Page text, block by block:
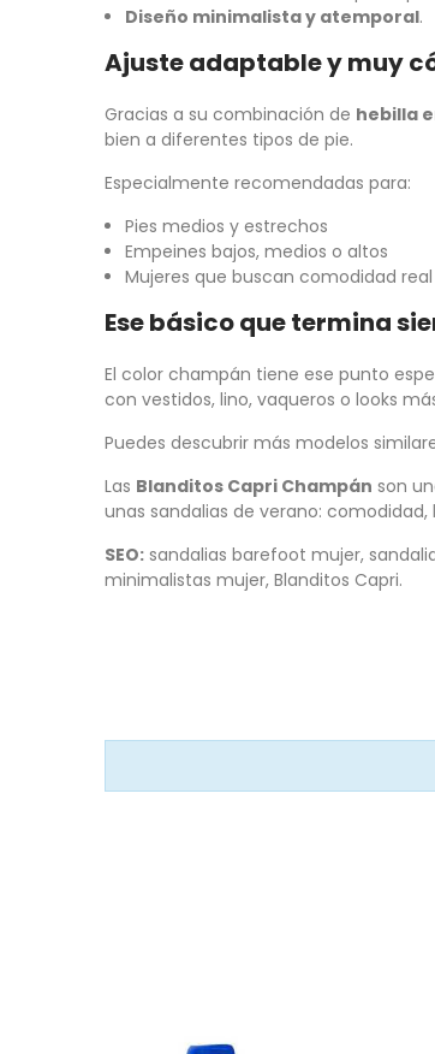
Diseño minimalista y atemporal.
Ajuste adaptable y muy
Gracias a su combinación de hebilla
bien a diferentes tipos de pie.
Especialmente recomendadas para:
Pies medios y estrechos
Empeines bajos, medios o altos
Mujeres que buscan comodidad
Ese básico que termina
El color champán tiene ese punto
con vestidos, lino, vaqueros o looks
Puedes descubrir más modelos
Las Blanditos Capri Champán son
unas sandalias de verano:
SEO: sandalias barefoot mujer,
minimalistas mujer, Blanditos Capri.